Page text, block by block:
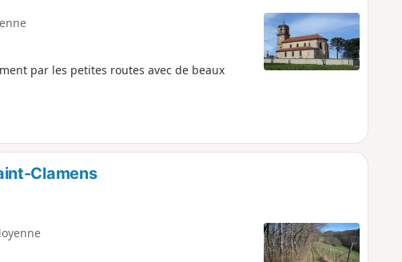
par les petites routes avec de beaux
Clamens